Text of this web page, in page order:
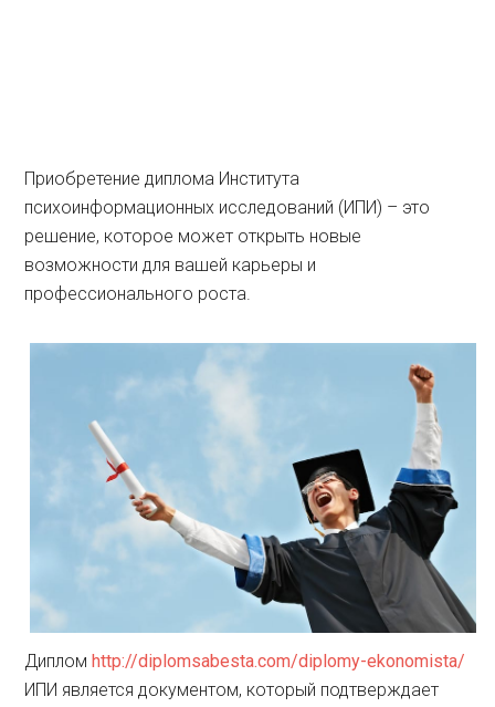
Приобретение диплома Института
психоинформационных исследований (ИПИ) – это
решение, которое может открыть новые
возможности для вашей карьеры и
профессионального роста.
Диплом http://diplomsabesta.com/diplomy-ekonomista/
ИПИ является документом, который подтверждает